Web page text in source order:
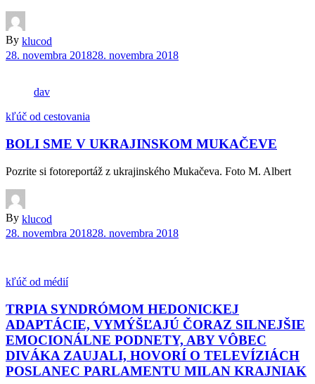
By klucod
28. novembra 201828. novembra 2018
dav
kľúč od cestovania
BOLI SME V UKRAJINSKOM MUKAČEVE
Pozrite si fotoreportáž z ukrajinského Mukačeva. Foto M. Albert
By klucod
28. novembra 201828. novembra 2018
kľúč od médií
TRPIA SYNDRÓMOM HEDONICKEJ
ADAPTÁCIE, VYMÝŠĽAJÚ ČORAZ SILNEJŠIE
EMOCIONÁLNE PODNETY, ABY VÔBEC
DIVÁKA ZAUJALI, HOVORÍ O TELEVÍZIÁCH
POSLANEC PARLAMENTU MILAN KRAJNIAK